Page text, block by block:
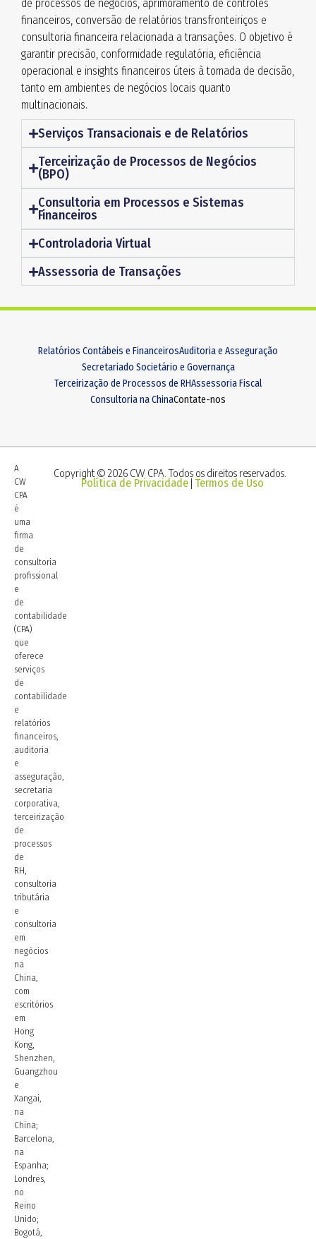
de processos de negócios, aprimoramento de controles
financeiros, conversão de relatórios transfronteiriços e
consultoria financeira relacionada a transações. O objetivo é
garantir precisão, conformidade regulatória, eficiência
operacional e insights financeiros úteis à tomada de decisão,
tanto em ambientes de negócios locais quanto
multinacionais.
Serviços Transacionais e de Relatórios
Terceirização de Processos de Negócios
(BPO)
Consultoria em Processos e Sistemas
Financeiros
Controladoria Virtual
Assessoria de Transações
Relatórios Contábeis e FinanceirosAuditoria e Asseguração
Secretariado Societário e Governança
Terceirização de Processos de RHAssessoria Fiscal
Consultoria na ChinaContate-nos
A
CW
CPA
é
uma
firma
de
consultoria
profissional
e
de
contabilidade
(CPA)
que
oferece
serviços
de
contabilidade
e
relatórios
financeiros,
auditoria
e
asseguração,
secretaria
corporativa,
terceirização
de
processos
de
RH,
consultoria
tributária
e
consultoria
em
negócios
na
China,
com
escritórios
em
Hong
Kong,
Shenzhen,
Guangzhou
e
Xangai,
na
China;
Barcelona,
na
Espanha;
Londres,
no
Reino
Unido;
Bogotá,
Copyright © 2026 CW CPA. Todos os direitos reservados.
Política de Privacidade| Termos de Uso